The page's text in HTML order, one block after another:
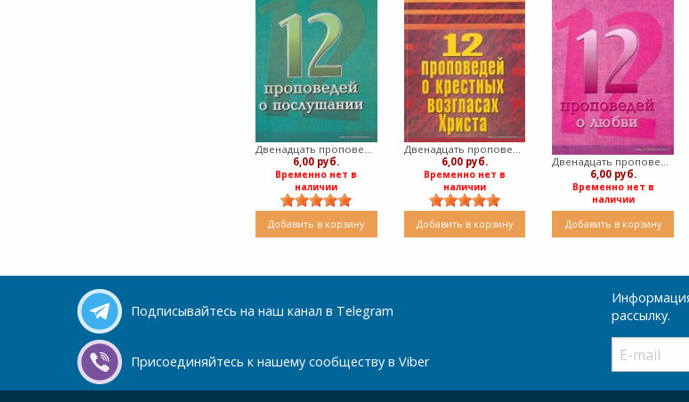
6,00 руб.
Временно нет в
наличии
Добавить в корзину
6,00 руб.
Временно нет в
наличии
Добавить в корзину
Двенадцать проповедей о любви (Мягкий)
6,00 руб.
Временно нет в
наличии
Добавить в корзину
Подписывайтесь на наш канал в Telegram
Присоединяйтесь к нашему сообществу в Viber
рассылку.